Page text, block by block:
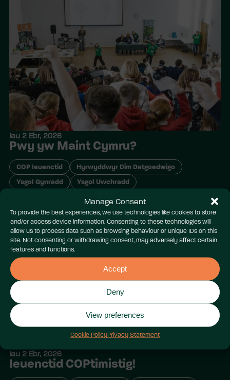
Manage Consent
To provide the best experiences, we use technologies like cookies to store
and/or access device information. Consenting to these technologies will
allow us to process data such as browsing behaviour or unique IDs on this
site. Not consenting or withdrawing consent, may adversely affect certain
features and functions.
Accept
Deny
View preferences
Cookie PolicyPrivacy Statement
Iau 2 Ebr, 2026
Pwy yw Maint Cymru?
COP Ieuenctid Hyrwyddwyr Dim Datgoedwigo
Ysgol Gynradd Ysgol Uwchradd
Iau 2 Ebr, 2026
Ieuenctid COPtimistig!